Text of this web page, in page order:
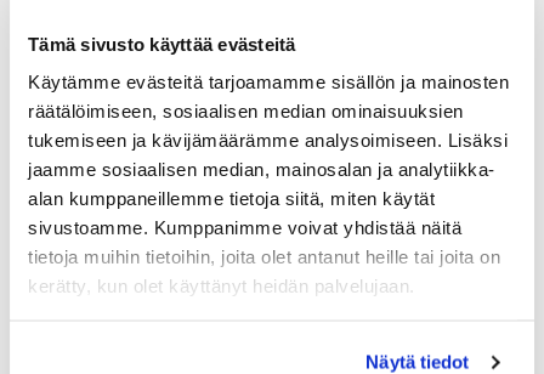
Tämä sivusto käyttää evästeitä
Käytämme evästeitä tarjoamamme sisällön ja mainosten
räätälöimiseen, sosiaalisen median ominaisuuksien
tukemiseen ja kävijämäärämme analysoimiseen. Lisäksi
jaamme sosiaalisen median, mainosalan ja analytiikka-
alan kumppaneillemme tietoja siitä, miten käytät
sivustoamme. Kumppanimme voivat yhdistää näitä
tietoja muihin tietoihin, joita olet antanut heille tai joita on
kerätty, kun olet käyttänyt heidän palvelujaan.
Näytä tiedot
Green Card kurssi Ma 10.8. klo 17-21
10.08.
Pariskuntagolf 5/7
11.08.
Senioritiistai 12